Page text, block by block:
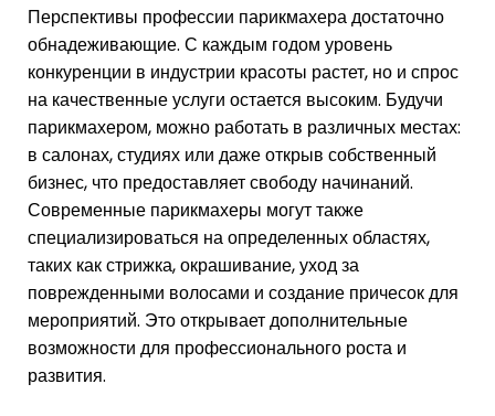
Перспективы профессии парикмахера достаточно
обнадеживающие. С каждым годом уровень
конкуренции в индустрии красоты растет, но и спрос
на качественные услуги остается высоким. Будучи
парикмахером, можно работать в различных местах:
в салонах, студиях или даже открыв собственный
бизнес, что предоставляет свободу начинаний.
Современные парикмахеры могут также
специализироваться на определенных областях,
таких как стрижка, окрашивание, уход за
поврежденными волосами и создание причесок для
мероприятий. Это открывает дополнительные
возможности для профессионального роста и
развития.